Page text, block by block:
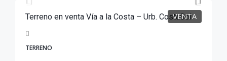
VENTA
Terreno en venta Vía a la Costa – Urb. CostaSol
TERRENO